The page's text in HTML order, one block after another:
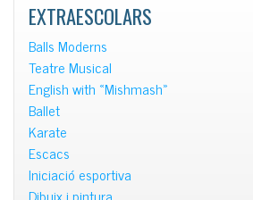
EXTRAESCOLARS
Balls Moderns
Teatre Musical
English with «Mishmash»
Ballet
Karate
Escacs
Iniciació esportiva